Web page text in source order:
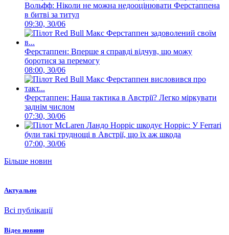
Вольфф: Ніколи не можна недооцінювати Ферстаппена
в битві за титул
09:30, 30/06
Ферстаппен: Вперше я справді відчув, що можу
боротися за перемогу
08:00, 30/06
Ферстаппен: Наша тактика в Австрії? Легко міркувати
заднім числом
07:30, 30/06
Норріс: У Ferrari
були такі труднощі в Австрії, що їх аж шкода
07:00, 30/06
Більше новин
Актуально
Всі публікації
Відео новини